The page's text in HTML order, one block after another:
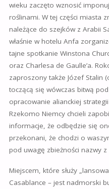
wieku zaczęto wznosić
roślinami. W tej części miasta
należące do szejków z Arabii
właśnie w hotelu Anfa
tajne spotkanie Winstona
oraz Charlesa de Gaulle’a.
zaproszony także Józef Stalin
toczącą się wówczas bitwą
opracowanie alianckiej
Rzekomo Niemcy chcieli
informacje, że odbędzie się
przekonani, że chodzi o
pod uwagę zbieżności nazwy
Miejscem, które służy
Casablance – jest nadmorski